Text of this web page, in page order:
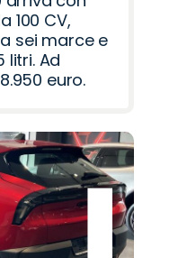
100 CV,
sei marce e
litri. Ad
euro.